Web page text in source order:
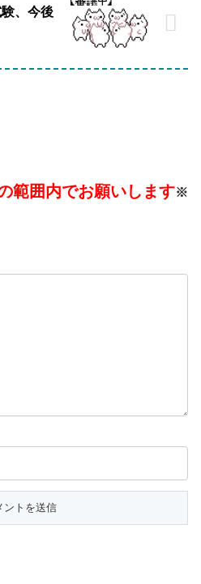
、今後
範囲内でお願いします※